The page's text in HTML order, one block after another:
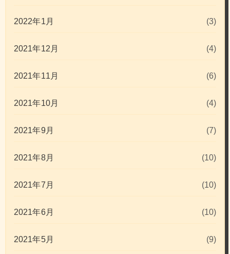
2022年1月 (3)
2021年12月 (4)
2021年11月 (6)
2021年10月 (4)
2021年9月 (7)
2021年8月 (10)
2021年7月 (10)
2021年6月 (10)
2021年5月 (9)